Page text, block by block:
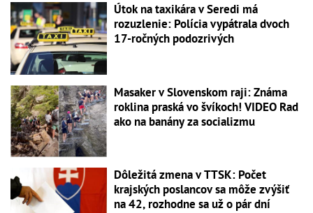
Útok na taxikára v Seredi má
rozuzlenie: Polícia vypátrala dvoch
17-ročných podozrivých
Masaker v Slovenskom raji: Známa
roklina praská vo švíkoch! VIDEO Rad
ako na banány za socializmu
Dôležitá zmena v TTSK: Počet
krajských poslancov sa môže zvýšiť
na 42, rozhodne sa už o pár dní